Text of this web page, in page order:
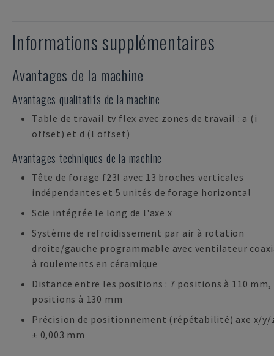
Informations supplémentaires
Avantages de la machine
Avantages qualitatifs de la machine
Table de travail tv flex avec zones de travail : a (i
offset) et d (l offset)
Avantages techniques de la machine
Tête de forage f23l avec 13 broches verticales
indépendantes et 5 unités de forage horizontal
Scie intégrée le long de l'axe x
Système de refroidissement par air à rotation
droite/gauche programmable avec ventilateur
à roulements en céramique
Distance entre les positions : 7 positions à 110 mm,
positions à 130 mm
Précision de positionnement (répétabilité) axe x/y/
± 0,003 mm